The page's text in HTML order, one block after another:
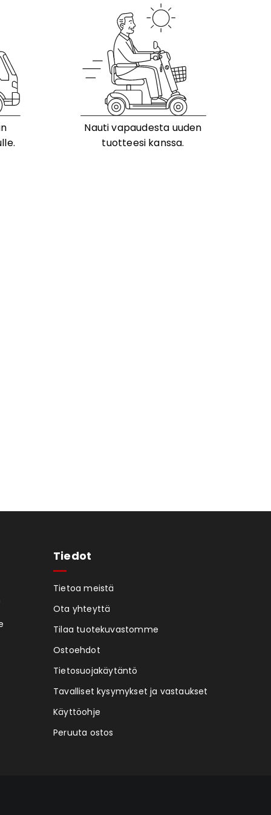
Nauti vapaudesta uuden
tuotteesi kanssa.
Tiedot
Tietoa meistä
Ota yhteyttä
Tilaa tuotekuvastomme
Ostoehdot
Tietosuojakäytäntö
Tavalliset kysymykset ja vastaukset
Käyttöohje
Peruuta ostos